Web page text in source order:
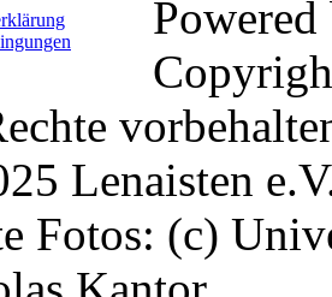
Lenaisten
Fotos: (c)